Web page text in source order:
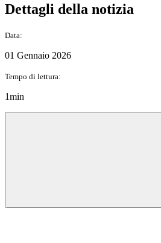
Dettagli della notizia
Data:
01 Gennaio 2026
Tempo di lettura:
1min